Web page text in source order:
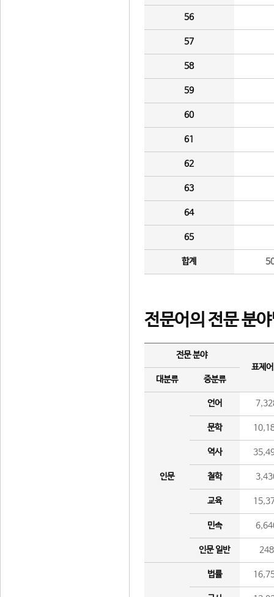
56
57
58
59
60
61
62
63
64
65
합계
전문어의 전문 분
전문 분야
표제
대분류
중분류
인문
언어
문학
역사
철학
교육
민속
인문 일반 248
법률